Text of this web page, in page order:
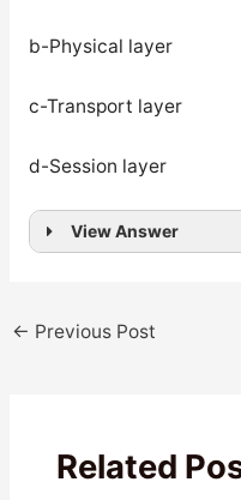
b-Physical layer
c-Transport layer
d-Session layer
View Answer
← Previous Post
Related